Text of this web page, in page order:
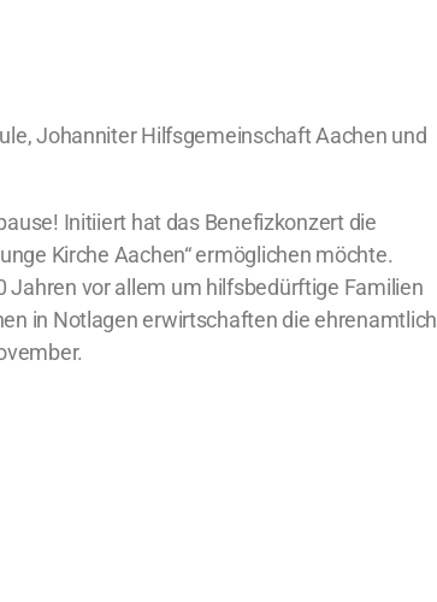
Johanniter Hilfsgemeinschaft Aachen und
Initiiert hat das Benefizkonzert die
Kirche Aachen“ ermöglichen möchte.
vor allem um hilfsbedürftige Familien
in Notlagen erwirtschaften die ehrenamtlich